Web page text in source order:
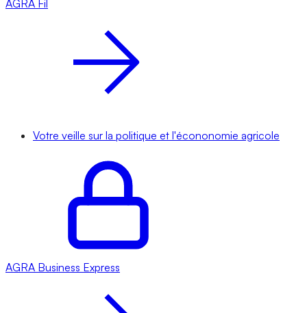
AGRA Fil
Votre veille sur la politique et l'écononomie agricole
AGRA Business Express